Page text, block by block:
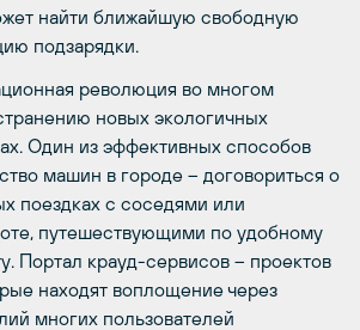
найти ближайшую свободную
подзарядки.
революция во многом
новых экологичных
Один из эффективных способов
машин в городе – договориться о
поездках с соседями или
путешествующими по удобному
Портал крауд-сервисов – проектов
находят воплощение через
многих пользователей